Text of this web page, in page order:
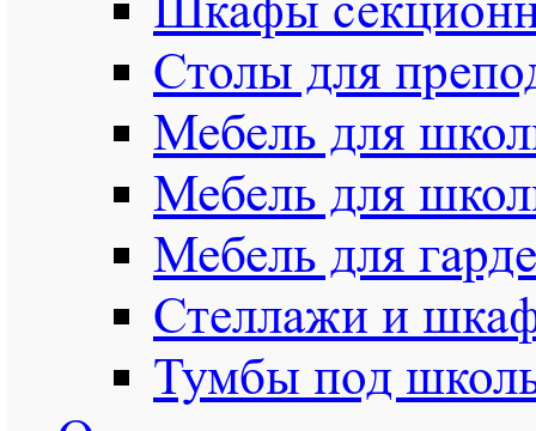
Столы для
Мебель для
Мебель для
Мебель для
Стеллажи и
Тумбы под